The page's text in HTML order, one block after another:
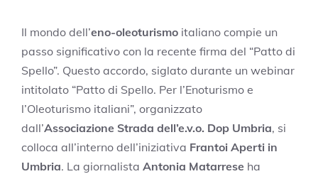
Il mondo dell’eno-oleoturismo italiano compie un
passo significativo con la recente firma del “Patto di
Spello”. Questo accordo, siglato durante un webinar
intitolato “Patto di Spello. Per l’Enoturismo e
l’Oleoturismo italiani”, organizzato
dall’Associazione Strada dell’e.v.o. Dop Umbria, si
colloca all’interno dell’iniziativa Frantoi Aperti in
Umbria. La giornalista Antonia Matarrese ha